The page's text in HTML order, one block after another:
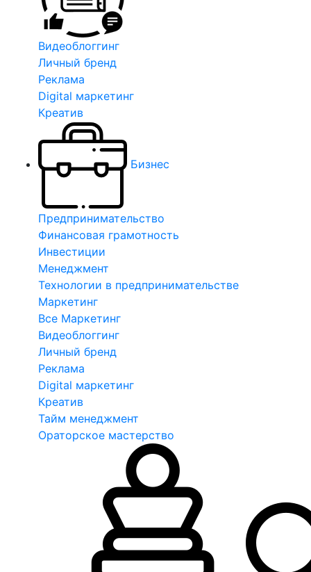
Видеоблоггинг
Личный бренд
Реклама
Digital маркетинг
Креатив
Бизнес
Предпринимательство
Финансовая грамотность
Инвестиции
Менеджмент
Технологии в предпринимательстве
Маркетинг
Все Маркетинг
Видеоблоггинг
Личный бренд
Реклама
Digital маркетинг
Креатив
Тайм менеджмент
Ораторское мастерство